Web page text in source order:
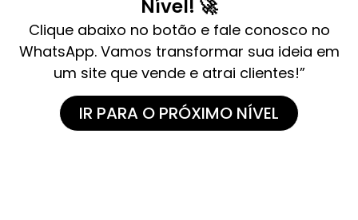
Nível! 🚀
Clique abaixo no botão e fale conosco no
WhatsApp. Vamos transformar sua ideia em
um site que vende e atrai clientes!”
IR PARA O PRÓXIMO NÍVEL